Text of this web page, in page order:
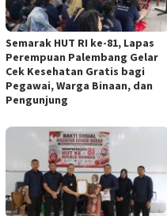
Semarak HUT RI ke-81, Lapas
Perempuan Palembang Gelar
Cek Kesehatan Gratis bagi
Pegawai, Warga Binaan, dan
Pengunjung